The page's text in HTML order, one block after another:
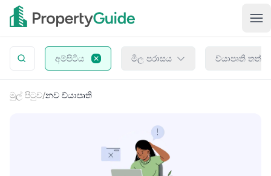
අම්පිටිය මිල පරාසය ව්යාපෘති
මුල් පිටුව/නව ව්යාපෘති